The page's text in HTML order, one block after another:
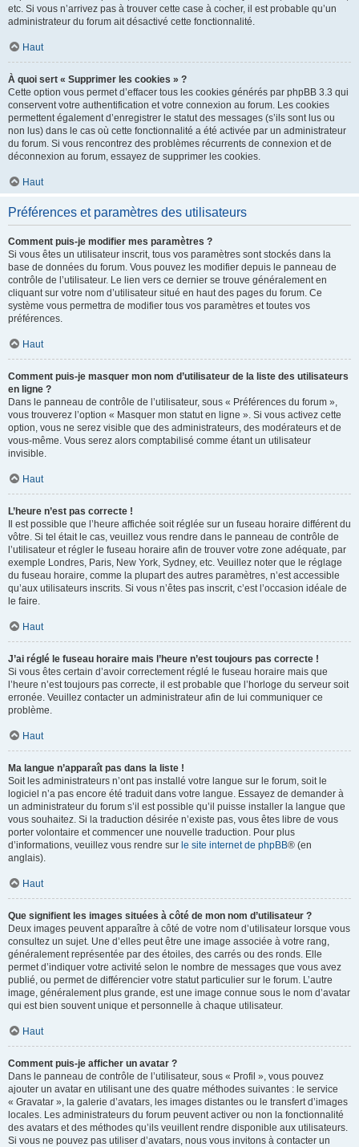
etc. Si vous n’arrivez pas à trouver cette case à cocher, il est probable qu’un
administrateur du forum ait désactivé cette fonctionnalité.
Haut
À quoi sert « Supprimer les cookies » ?
Cette option vous permet d’effacer tous les cookies générés par phpBB 3.3 qui
conservent votre authentification et votre connexion au forum. Les cookies
permettent également d’enregistrer le statut des messages (s’ils sont lus ou
non lus) dans le cas où cette fonctionnalité a été activée par un administrateur
du forum. Si vous rencontrez des problèmes récurrents de connexion et de
déconnexion au forum, essayez de supprimer les cookies.
Haut
Préférences et paramètres des utilisateurs
Comment puis-je modifier mes paramètres ?
Si vous êtes un utilisateur inscrit, tous vos paramètres sont stockés dans la
base de données du forum. Vous pouvez les modifier depuis le panneau de
contrôle de l’utilisateur. Le lien vers ce dernier se trouve généralement en
cliquant sur votre nom d’utilisateur situé en haut des pages du forum. Ce
système vous permettra de modifier tous vos paramètres et toutes vos
préférences.
Haut
Comment puis-je masquer mon nom d’utilisateur de la liste des utilisateurs
en ligne ?
Dans le panneau de contrôle de l’utilisateur, sous « Préférences du forum »,
vous trouverez l’option « Masquer mon statut en ligne ». Si vous activez cette
option, vous ne serez visible que des administrateurs, des modérateurs et de
vous-même. Vous serez alors comptabilisé comme étant un utilisateur
invisible.
Haut
L’heure n’est pas correcte !
Il est possible que l’heure affichée soit réglée sur un fuseau horaire différent du
vôtre. Si tel était le cas, veuillez vous rendre dans le panneau de contrôle de
l’utilisateur et régler le fuseau horaire afin de trouver votre zone adéquate, par
exemple Londres, Paris, New York, Sydney, etc. Veuillez noter que le réglage
du fuseau horaire, comme la plupart des autres paramètres, n’est accessible
qu’aux utilisateurs inscrits. Si vous n’êtes pas inscrit, c’est l’occasion idéale de
le faire.
Haut
J’ai réglé le fuseau horaire mais l’heure n’est toujours pas correcte !
Si vous êtes certain d’avoir correctement réglé le fuseau horaire mais que
l’heure n’est toujours pas correcte, il est probable que l’horloge du serveur soit
erronée. Veuillez contacter un administrateur afin de lui communiquer ce
problème.
Haut
Ma langue n’apparaît pas dans la liste !
Soit les administrateurs n’ont pas installé votre langue sur le forum, soit le
logiciel n’a pas encore été traduit dans votre langue. Essayez de demander à
un administrateur du forum s’il est possible qu’il puisse installer la langue que
vous souhaitez. Si la traduction désirée n’existe pas, vous êtes libre de vous
porter volontaire et commencer une nouvelle traduction. Pour plus
d’informations, veuillez vous rendre sur le site internet de phpBB® (en
anglais).
Haut
Que signifient les images situées à côté de mon nom d’utilisateur ?
Deux images peuvent apparaître à côté de votre nom d’utilisateur lorsque vous
consultez un sujet. Une d’elles peut être une image associée à votre rang,
généralement représentée par des étoiles, des carrés ou des ronds. Elle
permet d’indiquer votre activité selon le nombre de messages que vous avez
publié, ou permet de différencier votre statut particulier sur le forum. L’autre
image, généralement plus grande, est une image connue sous le nom d’avatar
qui est bien souvent unique et personnelle à chaque utilisateur.
Haut
Comment puis-je afficher un avatar ?
Dans le panneau de contrôle de l’utilisateur, sous « Profil », vous pouvez
ajouter un avatar en utilisant une des quatre méthodes suivantes : le service
« Gravatar », la galerie d’avatars, les images distantes ou le transfert d’images
locales. Les administrateurs du forum peuvent activer ou non la fonctionnalité
des avatars et des méthodes qu’ils veuillent rendre disponible aux utilisateurs.
Si vous ne pouvez pas utiliser d’avatars, nous vous invitons à contacter un